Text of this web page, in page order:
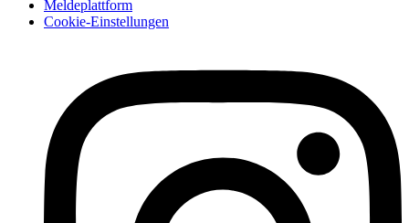
Meldeplattform
Cookie-Einstellungen